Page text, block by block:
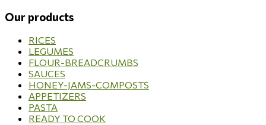
Our products
RICES
LEGUMES
FLOUR-BREADCRUMBS
SAUCES
HONEY-JAMS-COMPOSTS
APPETIZERS
PASTA
READY TO COOK